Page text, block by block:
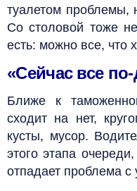
туалетом проблемы,
Со столовой тоже
есть: можно все, что
«Сейчас все
Ближе к
сходит на нет,
кусты, мусор.
этого этапа
отпадает проблема